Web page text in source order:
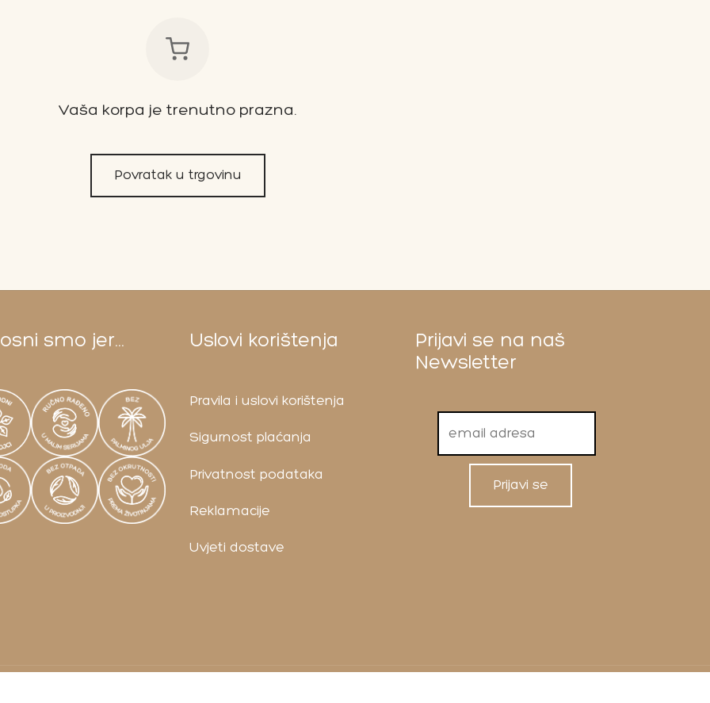
Vaša korpa je trenutno prazna.
Povratak u trgovinu
smo jer... Uslovi korištenja
Pravila i uslovi korištenja
Sigurnost plaćanja
Privatnost podataka
Reklamacije
Uvjeti dostave
Prijavi se na naš
Newsletter